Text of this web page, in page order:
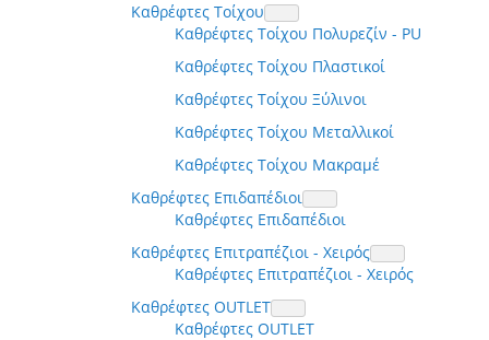
Καθρέφτες Τοίχου
Καθρέφτες Τοίχου Πολυρεζίν - PU
Καθρέφτες Τοίχου Πλαστικοί
Καθρέφτες Τοίχου Ξύλινοι
Καθρέφτες Τοίχου Μεταλλικοί
Καθρέφτες Τοίχου Μακραμέ
Καθρέφτες Επιδαπέδιοι
Καθρέφτες Επιδαπέδιοι
Καθρέφτες Επιτραπέζιοι - Χειρός
Καθρέφτες Επιτραπέζιοι - Χειρός
Καθρέφτες OUTLET
Καθρέφτες OUTLET